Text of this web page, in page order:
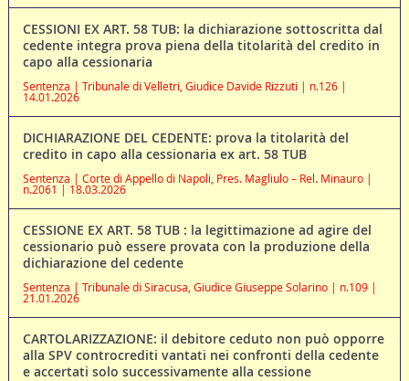
CESSIONI EX ART. 58 TUB: la dichiarazione sottoscritta dal
cedente integra prova piena della titolarità del credito in
capo alla cessionaria
Sentenza | Tribunale di Velletri, Giudice Davide Rizzuti | n.126 |
14.01.2026
DICHIARAZIONE DEL CEDENTE: prova la titolarità del
credito in capo alla cessionaria ex art. 58 TUB
Sentenza | Corte di Appello di Napoli, Pres. Magliulo – Rel. Minauro |
n.2061 | 18.03.2026
CESSIONE EX ART. 58 TUB : la legittimazione ad agire del
cessionario può essere provata con la produzione della
dichiarazione del cedente
Sentenza | Tribunale di Siracusa, Giudice Giuseppe Solarino | n.109 |
21.01.2026
CARTOLARIZZAZIONE: il debitore ceduto non può opporre
alla SPV controcrediti vantati nei confronti della cedente
e accertati solo successivamente alla cessione